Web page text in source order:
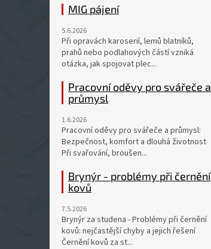
MIG pájení
5.6.2026
Při opravách karoserií, lemů blatníků,
prahů nebo podlahových částí vzniká
otázka, jak spojovat plec...
Pracovní oděvy pro svářeče a
průmysl
1.6.2026
Pracovní oděvy pro svářeče a průmysl:
Bezpečnost, komfort a dlouhá životnost
Při svařování, broušen...
Brynýr - problémy při černění
kovů
7.5.2026
Brynýr za studena - Problémy při černění
kovů: nejčastější chyby a jejich řešení
Černění kovů za st...